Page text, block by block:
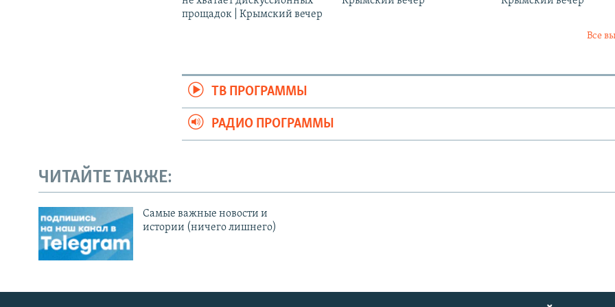
прощадок | Крымский вечер
Все
ТВ ПРОГРАММЫ
РАДИО ПРОГРАММЫ
ЧИТАЙТЕ ТАКЖЕ:
Cамые важные новости и
истории (ничего лишнего)